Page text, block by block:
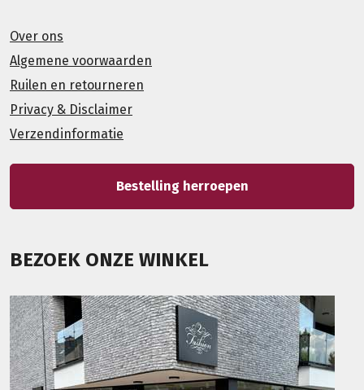
Over ons
Algemene voorwaarden
Ruilen en retourneren
Privacy & Disclaimer
Verzendinformatie
Bestelling herroepen
BEZOEK ONZE WINKEL